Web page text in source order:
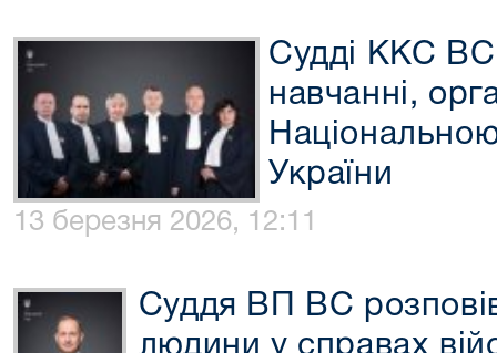
Судді ККС ВС
навчанні,
України
13 березня 2026, 12:11
Суддя ВП ВС
людини у справах